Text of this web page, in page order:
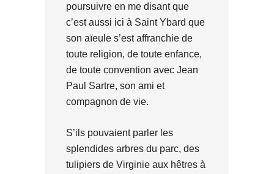
poursuivre en me disant que
c’est aussi ici à Saint Ybard que
son aïeule s’est affranchie de
toute religion, de toute enfance,
de toute convention avec Jean
Paul Sartre, son ami et
compagnon de vie.
S’ils pouvaient parler les
splendides arbres du parc, des
tulipiers de Virginie aux hêtres à